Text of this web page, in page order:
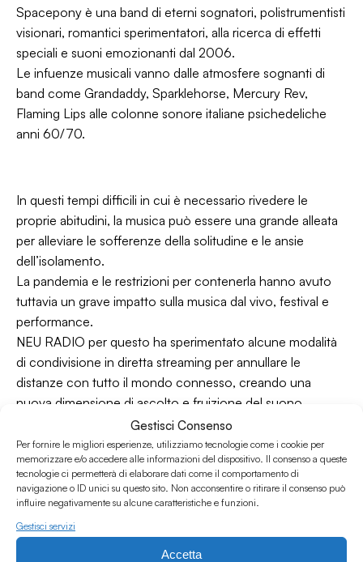
Gestisci Consenso
Per fornire le migliori esperienze, utilizziamo tecnologie come i cookie per
memorizzare e/o accedere alle informazioni del dispositivo. Il consenso a queste
tecnologie ci permetterà di elaborare dati come il comportamento di
navigazione o ID unici su questo sito. Non acconsentire o ritirare il consenso può
influire negativamente su alcune caratteristiche e funzioni.
Gestisci servizi
Accetta
Spacepony è una band di eterni sognatori, polistrumentisti
visionari, romantici sperimentatori, alla ricerca di effetti
speciali e suoni emozionanti dal 2006.
Le infuenze musicali vanno dalle atmosfere sognanti di
band come Grandaddy, Sparklehorse, Mercury Rev,
Flaming Lips alle colonne sonore italiane psichedeliche
anni 60/70.
In questi tempi difficili in cui è necessario rivedere le
proprie abitudini, la musica può essere una grande alleata
per alleviare le sofferenze della solitudine e le ansie
dell’isolamento.
La pandemia e le restrizioni per contenerla hanno avuto
tuttavia un grave impatto sulla musica dal vivo, festival e
performance.
NEU RADIO per questo ha sperimentato alcune modalità
di condivisione in diretta streaming per annullare le
distanze con tutto il mondo connesso, creando una
nuova dimensione di ascolto e fruizione del suono.
Da questa volontà nasce#RadioShowcase
mini live in diretta streaming suwww.neuradio.itper
presentare album appena usciti, dando spazio a
interessanti realtà della musica indipendente italiana ma dal
profilo internazionale, espressione di grande spessore
musicale e ricerca.
Radio Showcase è una nuova formula che comprenderà